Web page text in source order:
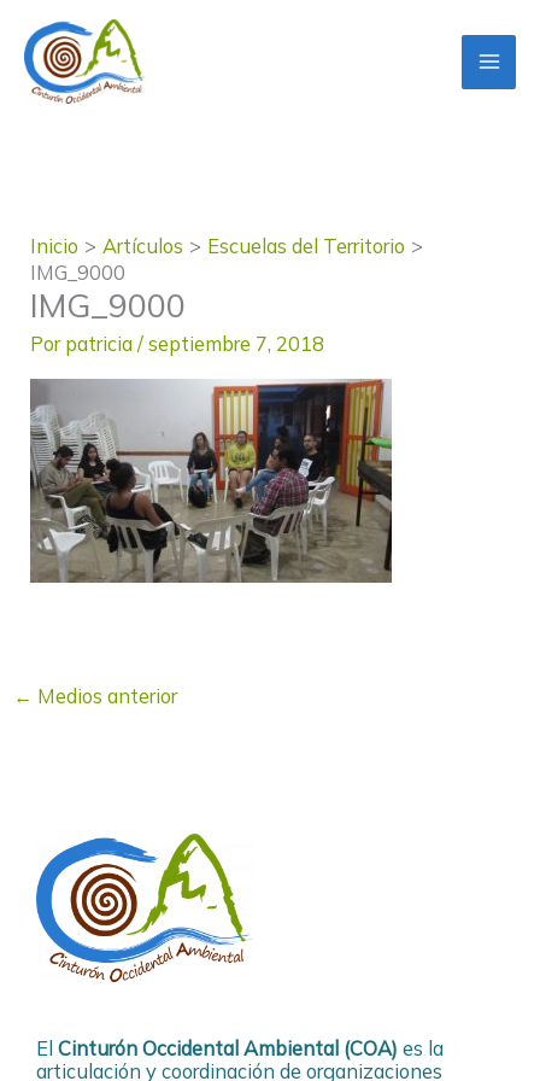
contenido
Inicio Artículos
Escuelas del Territorio
IMG_9000
IMG_9000
Por patricia/septiembre 7, 2018
← Medios anterior
El Cinturón Occidental Ambiental (COA) es la
articulación y coordinación de organizaciones